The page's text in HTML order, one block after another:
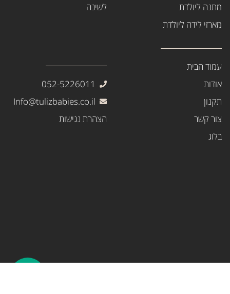
מתנה ליולדת
מארזי לידה ליולדת
לשינה
עמוד הבית
אודות
תקנון
צור קשר
בלוג
052-5226011
Info@tulizbabies.co.il
הצהרת נגישות